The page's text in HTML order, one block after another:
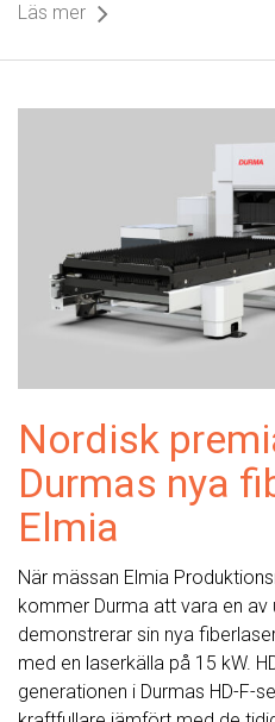
Läs mer
Nordisk
Durmas nya
Elmia
När mässan Elmia
kommer Durma att vara en av
demonstrerar sin nya
med en laserkälla på 15 kW.
generationen i Durmas HD-F-